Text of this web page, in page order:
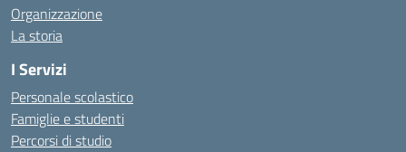
Organizzazione
La storia
I Servizi
Personale scolastico
Famiglie e studenti
Percorsi di studio